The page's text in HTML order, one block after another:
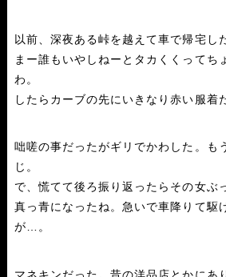
k
以前、深夜ある峠を越えて車で帰宅し
まー誰もいやしねーとタカくくってち
わ。
したらカーブの先にいきなり赤い服着
咄嗟の事だったがギリでかわした。も
じ。
で、慌てて後ろ振り返ったらその女ぶ
真っ青になったね。急いで車降りて駆
が…。